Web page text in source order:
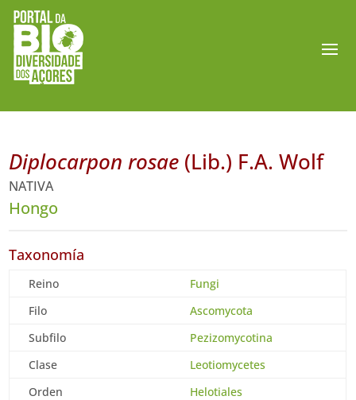
Diplocarpon rosae (Lib.) F.A. Wolf
NATIVA
Hongo
Taxonomía
Reino
Fungi
Filo
Ascomycota
Subfilo
Pezizomycotina
Clase
Leotiomycetes
Orden
Helotiales